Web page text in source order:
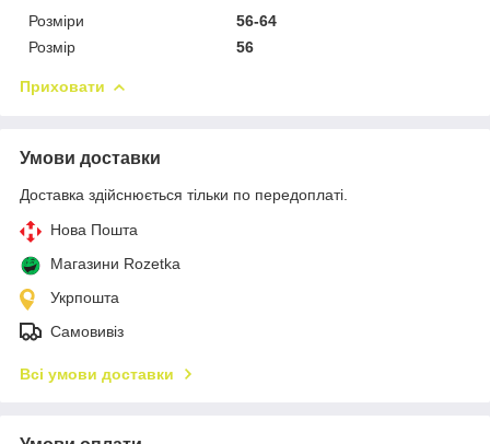
Розміри
56-64
Розмір
56
Приховати
Умови доставки
Доставка здійснюється тільки по передоплаті.
Нова Пошта
Магазини Rozetka
Укрпошта
Самовивіз
Всі умови доставки